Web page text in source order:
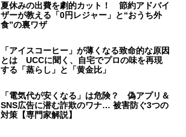
夏休みの出費を劇的カット！ 節約アドバイ
ザーが教える「0円レジャー」と“おうち外
食”の裏ワザ
「アイスコーヒー」が薄くなる致命的な原因
とは UCCに聞く、自宅でプロの味を再現
する「蒸らし」と「黄金比」
「電気代が安くなる」は危険？ 偽アプリ＆
SNS広告に潜む詐欺のワナ… 被害防ぐ3つの
対策【専門家解説】